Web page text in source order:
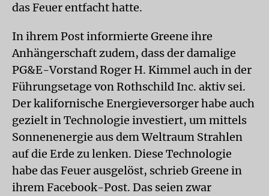
das Feuer entfacht hatte.
In ihrem Post informierte Greene ihre
Anhängerschaft zudem, dass der damalige
PG&E-Vorstand Roger H. Kimmel auch in der
Führungsetage von Rothschild Inc. aktiv sei.
Der kalifornische Energieversorger habe auch
gezielt in Technologie investiert, um mittels
Sonnenenergie aus dem Weltraum Strahlen
auf die Erde zu lenken. Diese Technologie
habe das Feuer ausgelöst, schrieb Greene in
ihrem Facebook-Post. Das seien zwar